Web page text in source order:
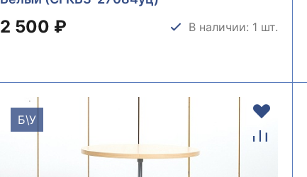
2 500 ₽ В наличии: 1 шт.
Б\У